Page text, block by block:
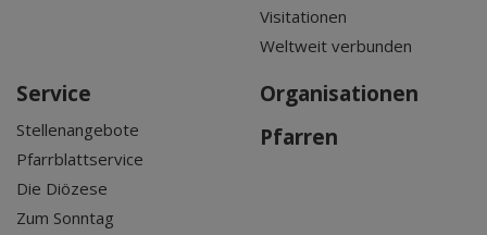
Visitationen
Weltweit verbunden
Service
Stellenangebote
Pfarrblattservice
Die Diözese
Zum Sonntag
Organisationen
Pfarren